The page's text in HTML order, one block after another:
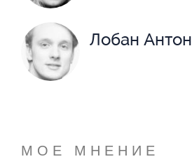
Лобан Антон
МОЕ МНЕНИЕ